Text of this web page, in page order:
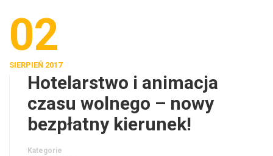
02
SIERPIEŃ 2017
Hotelarstwo i animacja
czasu wolnego – nowy
bezpłatny kierunek!
Kategorie